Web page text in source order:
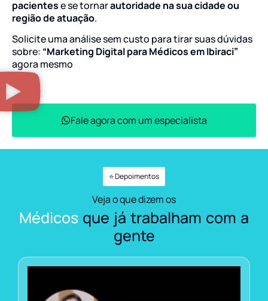
pacientese se tornarautoridade na sua cidade ou
região de atuação.
Solicite uma análise sem custo para tirar suas dúvidas
sobre: “Marketing Digital para Médicos em Ibiraci”
agora mesmo
Fale agora com um especialista
⭐ Depoimentos
Veja o que dizem os
Médicos que já trabalham com a
gente